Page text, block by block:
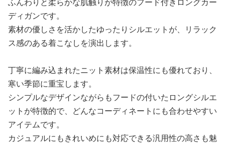
ディガンです。
素材の優しさを活かしたゆったりシルエットが、リラック
ス感のある着こなしを演出します。
丁寧に編み込まれたニット素材は保温性にも優れており、
寒い季節に重宝します。
シンプルなデザインながらもフードの付いたロングシルエ
ットが特徴的で、どんなコーディネートにも合わせやすい
アイテムです。
カジュアルにもきれいめにも対応できる汎用性の高さも魅